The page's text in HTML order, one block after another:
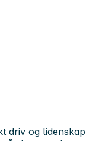
driv og lidenskap